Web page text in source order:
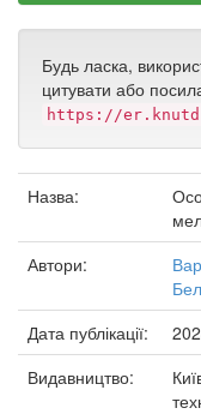
Будь ласка,
цитувати або
https://
Назва:
Автори:
Дата публікації:
Видавництво: